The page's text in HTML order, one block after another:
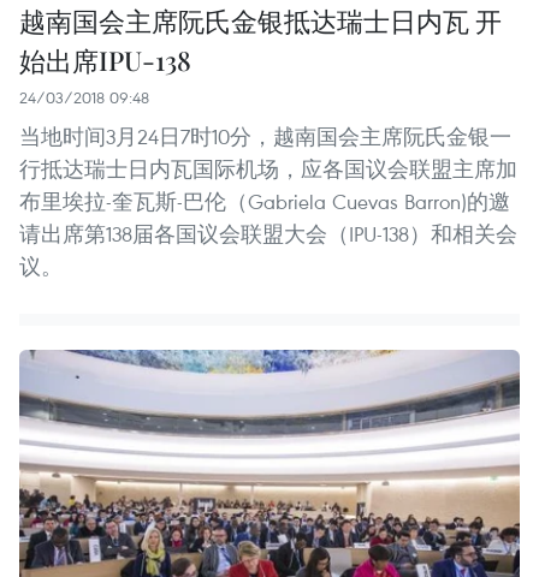
越南国会主席阮氏金银抵达瑞士日内瓦 开
始出席IPU-138
24/03/2018 09:48
当地时间3月24日7时10分，越南国会主席阮氏金银一
行抵达瑞士日内瓦国际机场，应各国议会联盟主席加
布里埃拉-奎瓦斯-巴伦（Gabriela Cuevas Barron)的邀
请出席第138届各国议会联盟大会（IPU-138）和相关会
议。